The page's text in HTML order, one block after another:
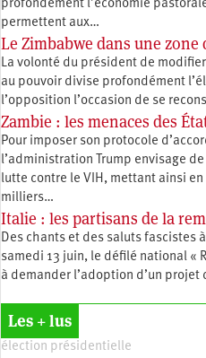
profondément l’économie
permettent aux…
Le Zimbabwe dans une zone
La volonté du président de
au pouvoir divise profondément
l’opposition l’occasion de se
Zambie : les menaces des
Pour imposer son protocole
l’administration Trump envisage
lutte contre le VIH, mettant ainsi
milliers…
Italie : les partisans de la
Des chants et des saluts fascistes
samedi 13 juin, le défilé national «
à demander l’adoption d’un
Les + lus
élection présidentielle